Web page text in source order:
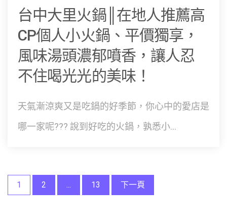
台中大里火鍋║在地人推薦高
CP個人小火鍋、平價獨享，
風味湯頭濃郁噴香，讓人忍
不住喝光光的美味！
天氣漸涼爽又是吃鍋的好季節，你心中的愛店是
哪一家呢??? 說到好吃的火鍋，孰悉小...
文
1 2 13 下一頁